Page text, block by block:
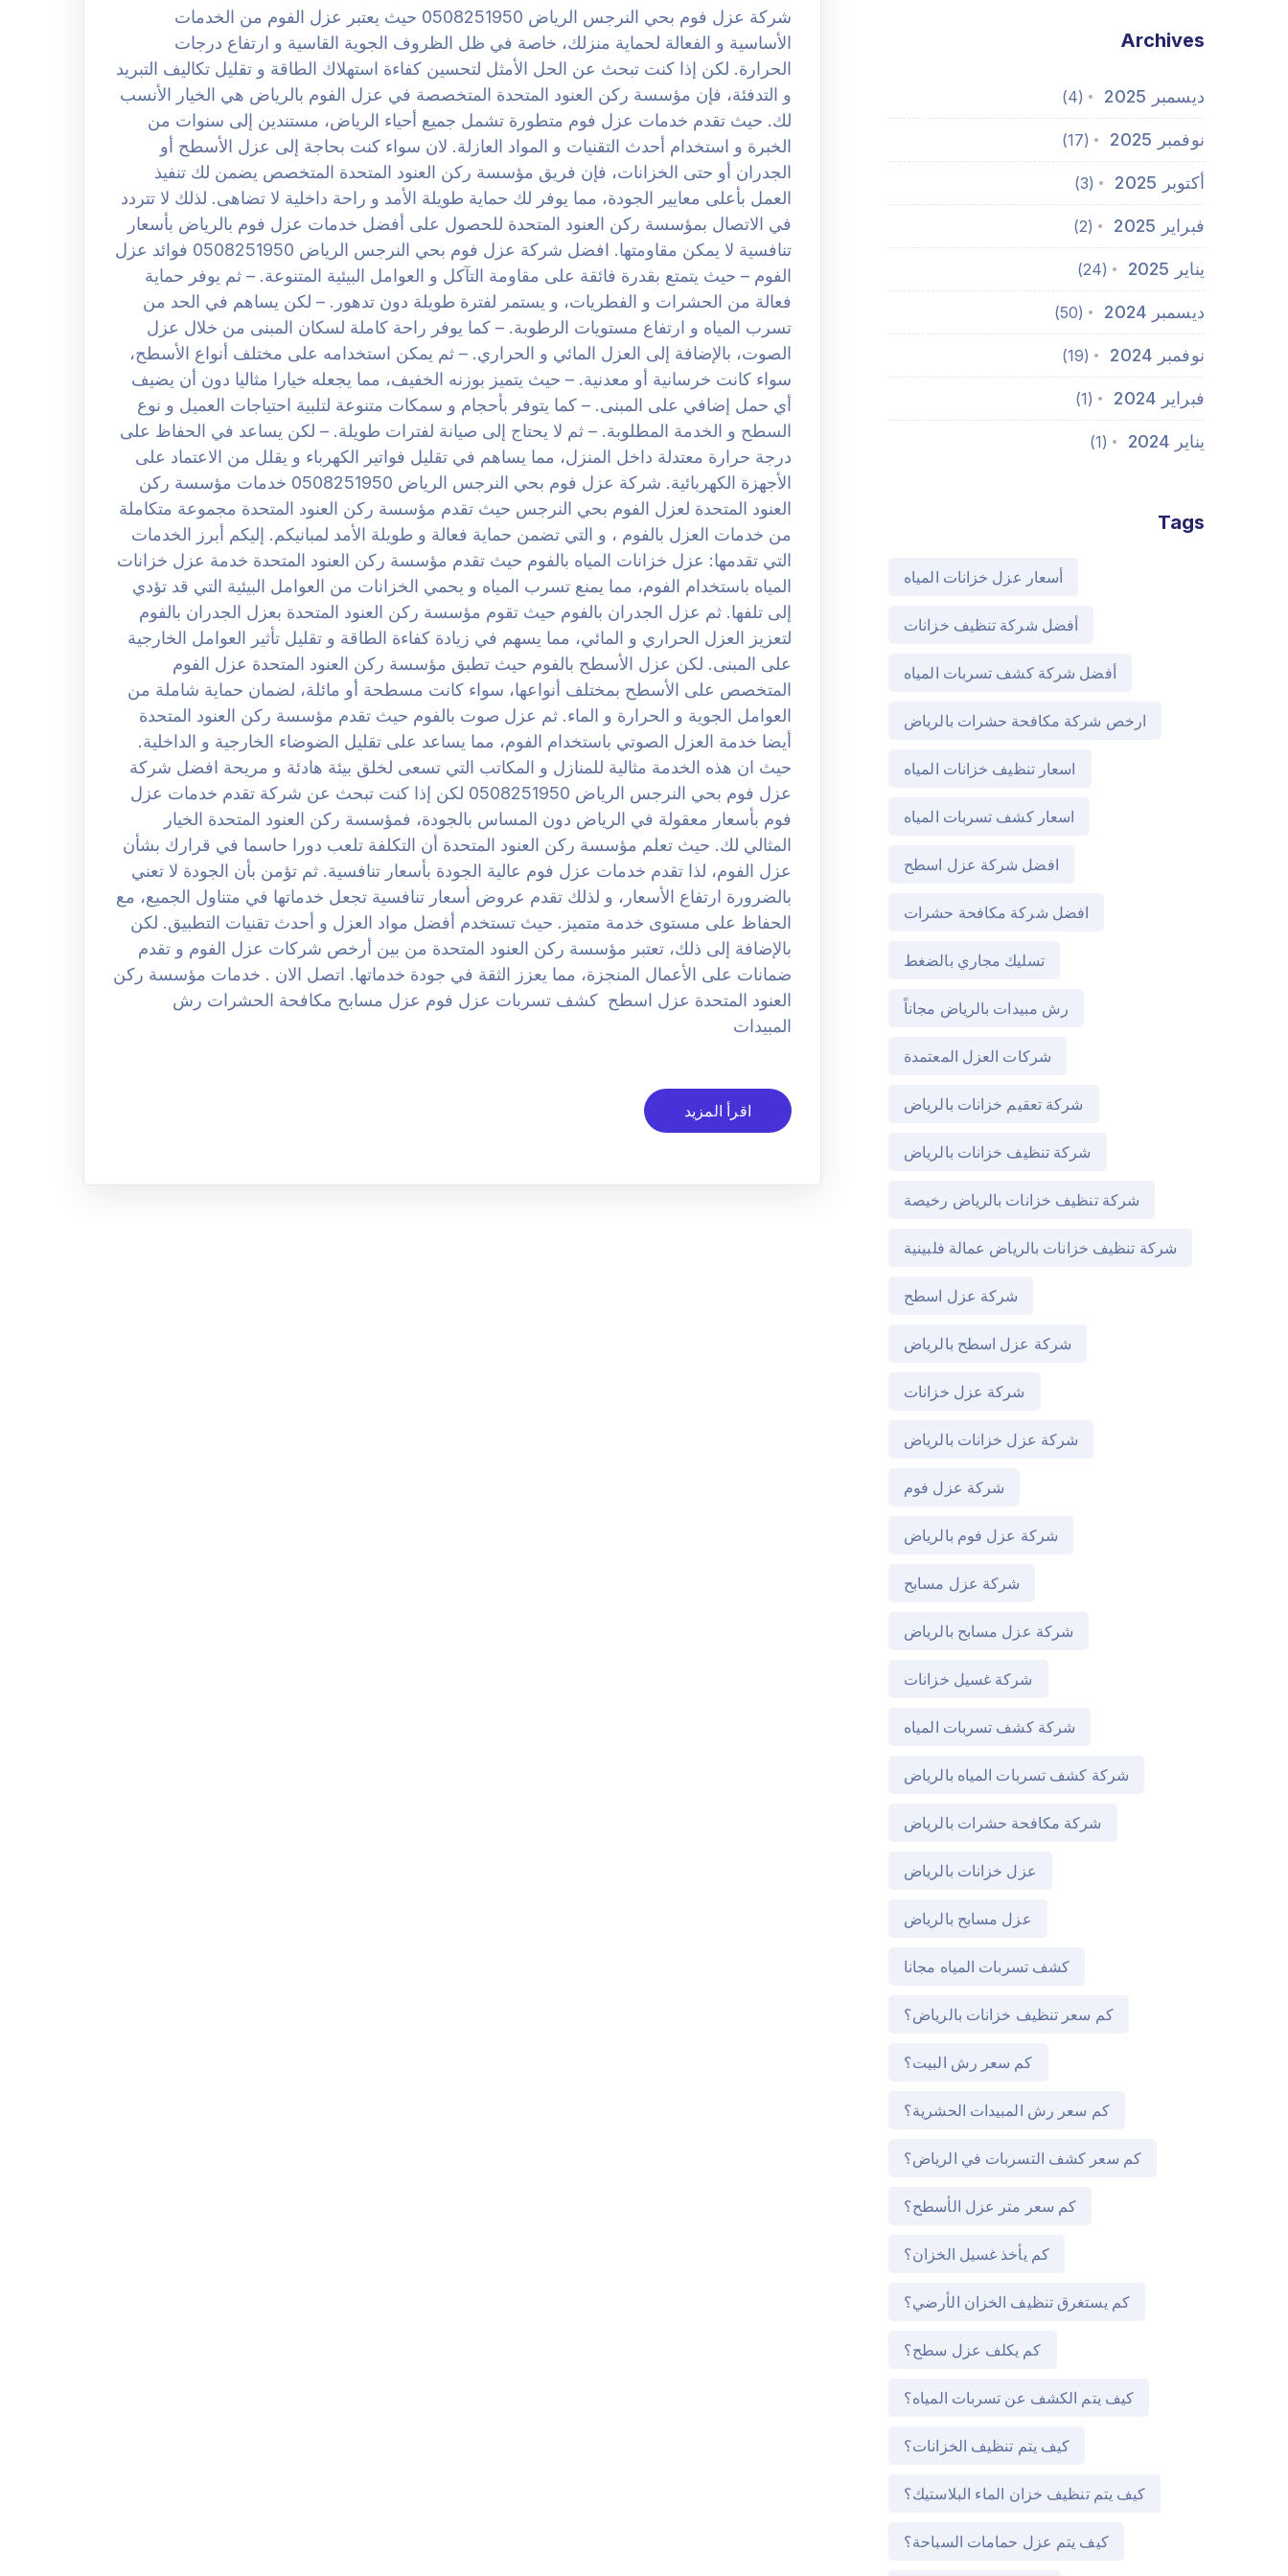
شركة عزل فوم بحي النرجس الرياض 0508251950 حيث يعتبر عزل الفوم من الخدمات
الأساسية و الفعالة لحماية منزلك، خاصة في ظل الظروف الجوية القاسية و ارتفاع درجات
الحرارة. لكن إذا كنت تبحث عن الحل الأمثل لتحسين كفاءة استهلاك الطاقة و تقليل تكاليف التبريد
و التدفئة، فإن مؤسسة ركن العنود المتحدة المتخصصة في عزل الفوم بالرياض هي الخيار الأنسب
لك. حيث تقدم خدمات عزل فوم متطورة تشمل جميع أحياء الرياض، مستندين إلى سنوات من
الخبرة و استخدام أحدث التقنيات و المواد العازلة. لان سواء كنت بحاجة إلى عزل الأسطح أو
الجدران أو حتى الخزانات، فإن فريق مؤسسة ركن العنود المتحدة المتخصص يضمن لك تنفيذ
العمل بأعلى معايير الجودة، مما يوفر لك حماية طويلة الأمد و راحة داخلية لا تضاهى. لذلك لا تتردد
في الاتصال بمؤسسة ركن العنود المتحدة للحصول على أفضل خدمات عزل فوم بالرياض بأسعار
تنافسية لا يمكن مقاومتها. افضل شركة عزل فوم بحي النرجس الرياض 0508251950 فوائد عزل
الفوم – حيث يتمتع بقدرة فائقة على مقاومة التآكل و العوامل البيئية المتنوعة. – ثم يوفر حماية
فعالة من الحشرات و الفطريات، و يستمر لفترة طويلة دون تدهور. – لكن يساهم في الحد من
تسرب المياه و ارتفاع مستويات الرطوبة. – كما يوفر راحة كاملة لسكان المبنى من خلال عزل
الصوت، بالإضافة إلى العزل المائي و الحراري. – ثم يمكن استخدامه على مختلف أنواع الأسطح،
سواء كانت خرسانية أو معدنية. – حيث يتميز بوزنه الخفيف، مما يجعله خيارا مثاليا دون أن يضيف
أي حمل إضافي على المبنى. – كما يتوفر بأحجام و سمكات متنوعة لتلبية احتياجات العميل و نوع
السطح و الخدمة المطلوبة. – ثم لا يحتاج إلى صيانة لفترات طويلة. – لكن يساعد في الحفاظ على
درجة حرارة معتدلة داخل المنزل، مما يساهم في تقليل فواتير الكهرباء و يقلل من الاعتماد على
الأجهزة الكهربائية. شركة عزل فوم بحي النرجس الرياض 0508251950 خدمات مؤسسة ركن
العنود المتحدة لعزل الفوم بحي النرجس حيث تقدم مؤسسة ركن العنود المتحدة مجموعة متكاملة
من خدمات العزل بالفوم ، و التي تضمن حماية فعالة و طويلة الأمد لمبانيكم. إليكم أبرز الخدمات
التي تقدمها: عزل خزانات المياه بالفوم حيث تقدم مؤسسة ركن العنود المتحدة خدمة عزل خزانات
المياه باستخدام الفوم، مما يمنع تسرب المياه و يحمي الخزانات من العوامل البيئية التي قد تؤدي
إلى تلفها. ثم عزل الجدران بالفوم حيث تقوم مؤسسة ركن العنود المتحدة بعزل الجدران بالفوم
لتعزيز العزل الحراري و المائي، مما يسهم في زيادة كفاءة الطاقة و تقليل تأثير العوامل الخارجية
على المبنى. لكن عزل الأسطح بالفوم حيث تطبق مؤسسة ركن العنود المتحدة عزل الفوم
المتخصص على الأسطح بمختلف أنواعها، سواء كانت مسطحة أو مائلة، لضمان حماية شاملة من
العوامل الجوية و الحرارة و الماء. ثم عزل صوت بالفوم حيث تقدم مؤسسة ركن العنود المتحدة
أيضا خدمة العزل الصوتي باستخدام الفوم، مما يساعد على تقليل الضوضاء الخارجية و الداخلية.
حيث ان هذه الخدمة مثالية للمنازل و المكاتب التي تسعى لخلق بيئة هادئة و مريحة افضل شركة
عزل فوم بحي النرجس الرياض 0508251950 لكن إذا كنت تبحث عن شركة تقدم خدمات عزل
فوم بأسعار معقولة في الرياض دون المساس بالجودة، فمؤسسة ركن العنود المتحدة الخيار
المثالي لك. حيث تعلم مؤسسة ركن العنود المتحدة أن التكلفة تلعب دورا حاسما في قرارك بشأن
عزل الفوم، لذا تقدم خدمات عزل فوم عالية الجودة بأسعار تنافسية. ثم تؤمن بأن الجودة لا تعني
بالضرورة ارتفاع الأسعار، و لذلك تقدم عروض أسعار تنافسية تجعل خدماتها في متناول الجميع، مع
الحفاظ على مستوى خدمة متميز. حيث تستخدم أفضل مواد العزل و أحدث تقنيات التطبيق. لكن
بالإضافة إلى ذلك، تعتبر مؤسسة ركن العنود المتحدة من بين أرخص شركات عزل الفوم و تقدم
ضمانات على الأعمال المنجزة، مما يعزز الثقة في جودة خدماتها. اتصل الان . خدمات مؤسسة ركن
العنود المتحدة عزل اسطح كشف تسربات عزل فوم عزل مسابح مكافحة الحشرات رش
المبيدات
اقرأ المزيد
Archives
ديسمبر 2025 (4)
نوفمبر 2025 (17)
أكتوبر 2025 (3)
فبراير 2025 (2)
يناير 2025 (24)
ديسمبر 2024 (50)
نوفمبر 2024 (19)
فبراير 2024 (1)
يناير 2024 (1)
Tags
أسعار عزل خزانات المياه
أفضل شركة تنظيف خزانات
أفضل شركة كشف تسربات المياه
ارخص شركة مكافحة حشرات بالرياض
اسعار تنظيف خزانات المياه
اسعار كشف تسربات المياه
افضل شركة عزل اسطح
افضل شركة مكافحة حشرات
تسليك مجاري بالضغط
رش مبيدات بالرياض مجاناً
شركات العزل المعتمدة
شركة تعقيم خزانات بالرياض
شركة تنظيف خزانات بالرياض
شركة تنظيف خزانات بالرياض رخيصة
شركة تنظيف خزانات بالرياض عمالة فلبينية
شركة عزل اسطح
شركة عزل اسطح بالرياض
شركة عزل خزانات
شركة عزل خزانات بالرياض
شركة عزل فوم
شركة عزل فوم بالرياض
شركة عزل مسابح
شركة عزل مسابح بالرياض
شركة غسيل خزانات
شركة كشف تسربات المياه
شركة كشف تسربات المياه بالرياض
شركة مكافحة حشرات بالرياض
عزل خزانات بالرياض
عزل مسابح بالرياض
كشف تسربات المياه مجانا
كم سعر تنظيف خزانات بالرياض؟
كم سعر رش البيت؟
كم سعر رش المبيدات الحشرية؟
كم سعر كشف التسربات في الرياض؟
كم سعر متر عزل الأسطح؟
كم يأخذ غسيل الخزان؟
كم يستغرق تنظيف الخزان الأرضي؟
كم يكلف عزل سطح؟
كيف يتم الكشف عن تسربات المياه؟
كيف يتم تنظيف الخزانات؟
كيف يتم تنظيف خزان الماء البلاستيك؟
كيف يتم عزل حمامات السباحة؟